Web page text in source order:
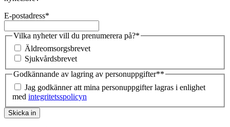
E-postadress*
Vilka nyheter vill du prenumerera på?*
Äldreomsorgsbrevet
Sjukvårdsbrevet
Godkännande av lagring av personuppgifter**
Jag godkänner att mina personuppgifter lagras i enlighet
med integritetsspolicyn
Skicka in